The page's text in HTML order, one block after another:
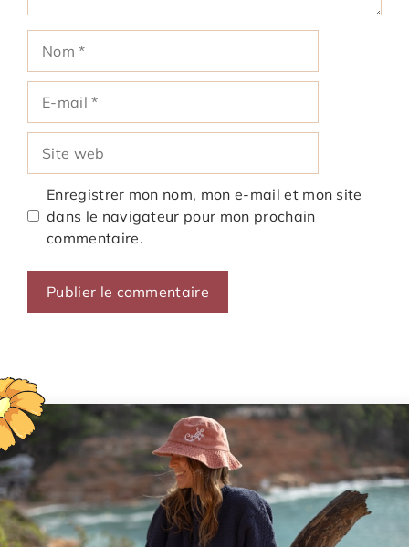
mail
web
Enregistrer mon nom, mon e-mail et mon site
dans le navigateur pour mon prochain
commentaire.